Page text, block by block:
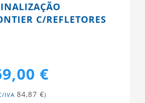
C/REFLETORES
€
IVA 84,87 €)